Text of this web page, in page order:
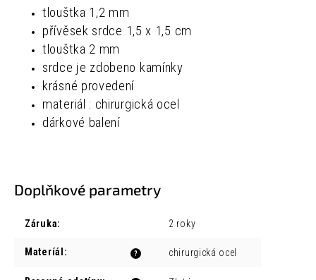
tlouštka 1,2 mm
přívěsek srdce 1,5 x 1,5 cm
tlouštka 2 mm
srdce je zdobeno kamínky
krásné provedení
materiál : chirurgická ocel
dárkové balení
Doplňkové parametry
Záruka: 2 roky
?
Materíál : chirurgická ocel